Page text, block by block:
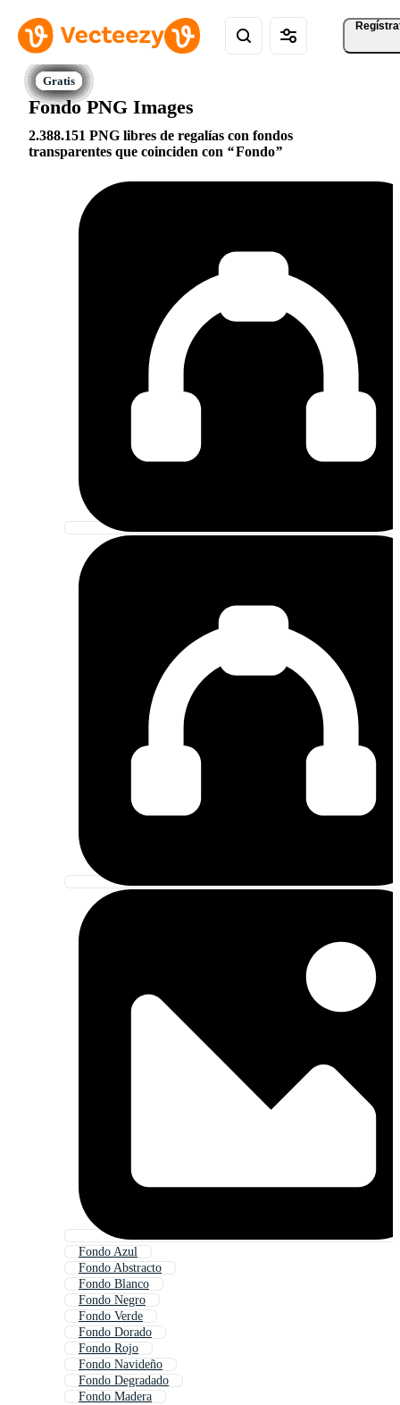
Fondo PNG Images
2.388.151 PNG libres de regalías con fondos
transparentes que coinciden con
Fondo
Fondo Azul
Fondo Abstracto
Fondo Blanco
Fondo Negro
Fondo Verde
Fondo Dorado
Fondo Rojo
Fondo Navideño
Fondo Degradado
Fondo Madera